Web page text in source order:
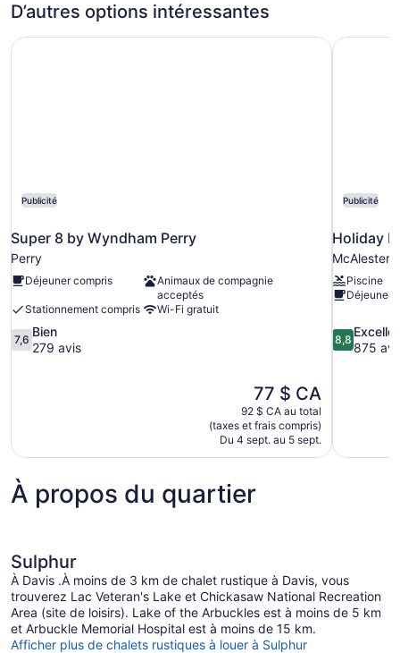
D’autres options intéressantes
Publicité
Super 8 by Wyndham Perry
Perry
Déjeuner compris
Animaux de compagnie
acceptés
Stationnement compris
Wi-Fi gratuit
7.6
sur
7,6
Bien
279 avis
Le
prix
est
de
77 $ CA
77 $ CA
92 $ CA au total
(taxes et frais compris)
Du 4 sept. au 5 sept.
Super 8 by Wyndham Perry
Publicité
Holiday
McAlester
Piscine
Déjeuner
8.8
sur
8,8
875
Holiday
À propos du quartier
Sulphur
À Davis .À moins de 3 km de chalet rustique à Davis, vous
trouverez Lac Veteran's Lake et Chickasaw National Recreation
Area (site de loisirs). Lake of the Arbuckles est à moins de 5 km
et Arbuckle Memorial Hospital est à moins de 15 km.
Afficher plus de chalets rustiques à louer à Sulphur